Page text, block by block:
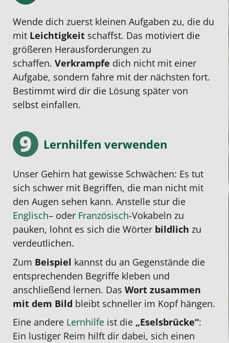
Wende dich zuerst kleinen Aufgaben zu, die du
mit Leichtigkeit schaffst. Das motiviert die
größeren Herausforderungen zu
schaffen. Verkrampfe dich nicht mit einer
Aufgabe, sondern fahre mit der nächsten fort.
Bestimmt wird dir die Lösung später von
selbst einfallen.
Lernhilfen verwenden
Unser Gehirn hat gewisse Schwächen: Es tut
sich schwer mit Begriffen, die man nicht mit
den Augen sehen kann. Anstelle stur die
Englisch– oder Französisch-Vokabeln zu
pauken, lohnt es sich die Wörter bildlich zu
verdeutlichen.
Zum Beispiel kannst du an Gegenstände die
entsprechenden Begriffe kleben und
anschließend lernen. Das Wort zusammen
mit dem Bild bleibt schneller im Kopf hängen.
Eine andere Lernhilfe ist die „Eselsbrücke“:
Ein lustiger Reim hilft dir dabei, sich einen